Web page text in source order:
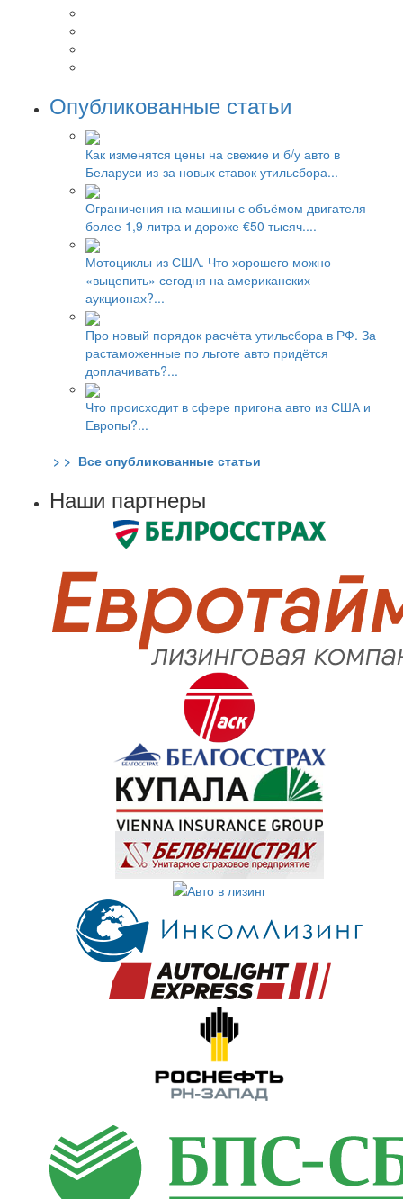
Опубликованные статьи
Как изменятся цены на свежие и б/у авто в
Беларуси из-за новых ставок утильсбора...
Ограничения на машины с объёмом двигателя
более 1,9 литра и дороже €50 тысяч....
Мотоциклы из США. Что хорошего можно
«выцепить» сегодня на американских
аукционах?...
Про новый порядок расчёта утильсбора в РФ. За
растаможенные по льготе авто придётся
доплачивать?...
Что происходит в сфере пригона авто из США и
Европы?...
> > Все опубликованные статьи
Наши партнеры